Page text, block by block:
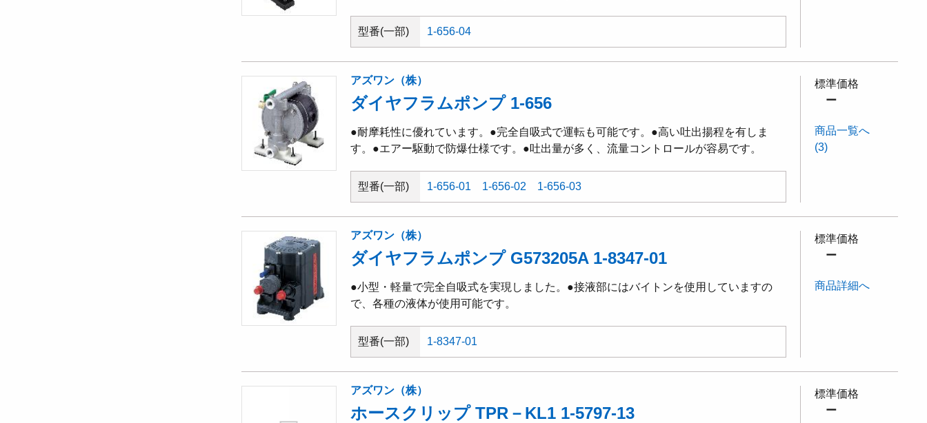
型番(一部) 1-656-04
アズワン（株）
ダイヤフラムポンプ 1-656
●耐摩耗性に優れています。●完全自吸式で運転も可能です。●高い吐出揚程を有しま
す。●エアー駆動で防爆仕様です。●吐出量が多く、流量コントロールが容易です。
型番(一部) 1-656-01 1-656-02 1-656-03
標準価格
ー
商品一覧へ
(3)
アズワン（株）
ダイヤフラムポンプ G573205A 1-8347-01
●小型・軽量で完全自吸式を実現しました。●接液部にはバイトンを使用していますの
で、各種の液体が使用可能です。
型番(一部) 1-8347-01
標準価格
ー
商品詳細へ
アズワン（株）
ホースクリップ TPR－KL1 1-5797-13
標準価格
ー